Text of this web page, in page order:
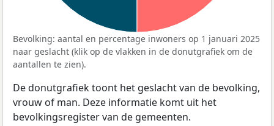
Bevolking: aantal en percentage inwoners op 1 januari 2025
naar geslacht (klik op de vlakken in de donutgrafiek om de
aantallen te zien).
De donutgrafiek toont het geslacht van de bevolking,
vrouw of man. Deze informatie komt uit het
bevolkingsregister van de gemeenten.